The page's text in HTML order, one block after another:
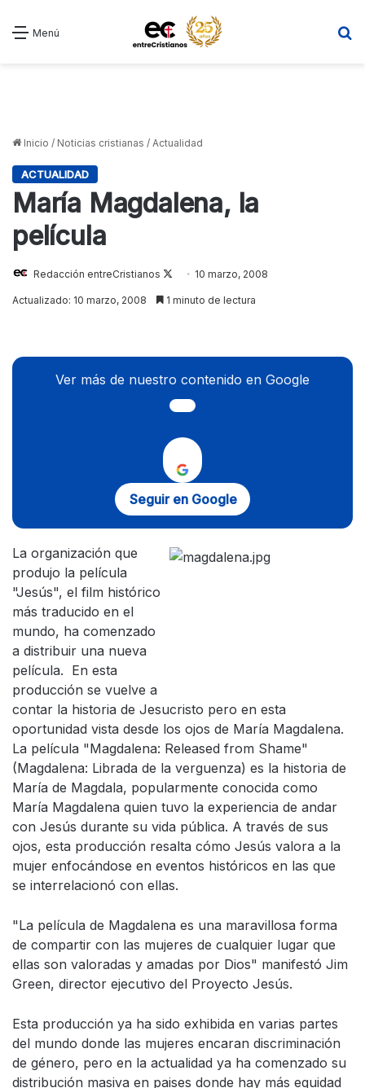
Menú
Inicio / Noticias cristianas / Actualidad
ACTUALIDAD
María Magdalena, la
película
Redacción entreCristianos
Follow
on
10 marzo, 2008
Actualizado: 10 marzo, 2008 1 minuto de lectura
Ver más de nuestro contenido en Google
Seguir en Google
La organización que
produjo la película
"Jesús", el film histórico
más traducido en el
mundo, ha comenzado
a distribuir una nueva
película. En esta
producción se vuelve a
contar la historia de Jesucristo pero en esta
oportunidad vista desde los ojos de María Magdalena.
La película "Magdalena: Released from Shame"
(Magdalena: Librada de la verguenza) es la historia de
María de Magdala, popularmente conocida como
María Magdalena quien tuvo la experiencia de andar
con Jesús durante su vida pública. A través de sus
ojos, esta producción resalta cómo Jesús valora a la
mujer enfocándose en eventos históricos en las que
se interrelacionó con ellas.
"La película de Magdalena es una maravillosa forma
de compartir con las mujeres de cualquier lugar que
ellas son valoradas y amadas por Dios" manifestó Jim
Green, director ejecutivo del Proyecto Jesús.
Esta producción ya ha sido exhibida en varias partes
del mundo donde las mujeres encaran discriminación
de género, pero en la actualidad ya ha comenzado su
distribución masiva en paises donde hay más equidad